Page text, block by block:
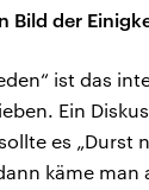
Bild der
ist das
Ein
es „Durst
käme man